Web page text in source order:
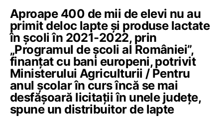
Aproape 400 de mii de elevi nu au
primit deloc lapte și produse lactate
în școli în 2021-2022, prin
„Programul de școli al României”,
finanțat cu bani europeni, potrivit
Ministerului Agriculturii / Pentru
anul școlar în curs încă se mai
desfășoară licitații în unele județe,
spune un distribuitor de lapte